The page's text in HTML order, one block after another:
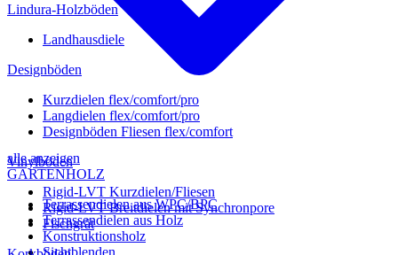
alle anzeigen
GARTENHOLZ
Terrassendielen aus WPC/BPC
Terrassendielen aus Holz
Konstruktionsholz
Sichtblenden
Lindura-Holzböden
Landhausdiele
Designböden
Kurzdielen flex/comfort/pro
Langdielen flex/comfort/pro
Designböden Fliesen flex/comfort
Vinylböden
Rigid-LVT Kurzdielen/Fliesen
Rigid-LVT Breitdielen mit Synchronpore
Fischgrät